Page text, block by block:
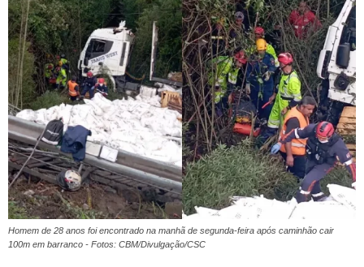
Homem de 28 anos foi encontrado na manhã de segunda-feira após caminhão cair
100m em barranco - Fotos: CBM/Divulgação/CSC